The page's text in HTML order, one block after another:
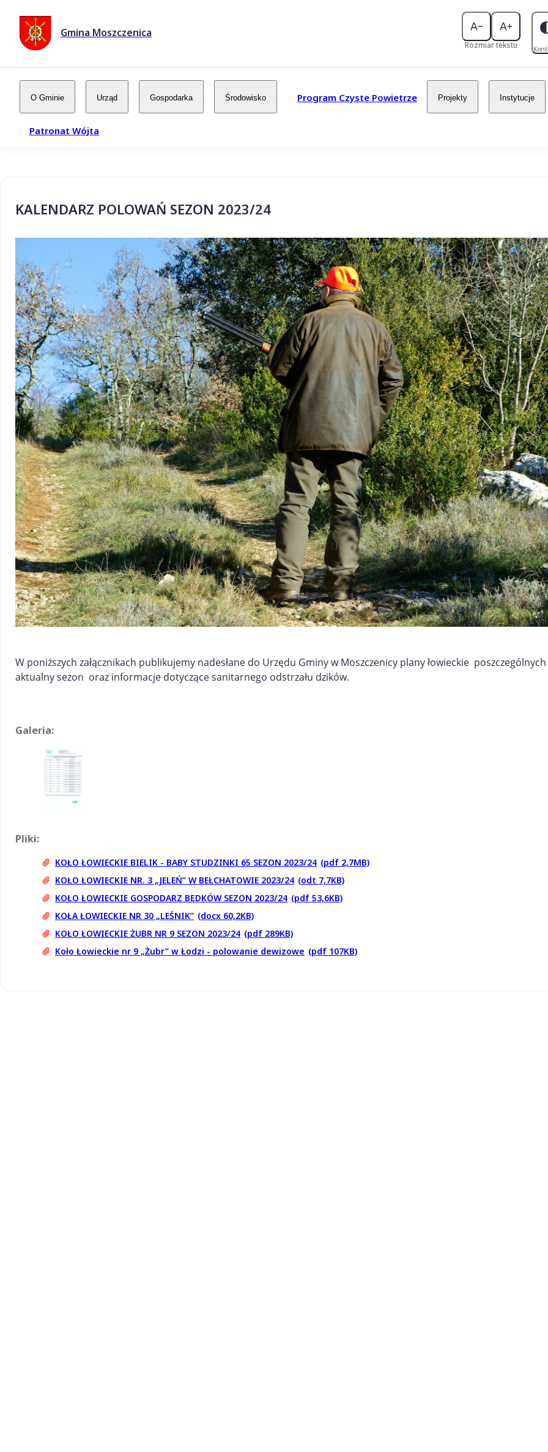
Gmina Moszczenica
Rozmiar tekstu
O Gminie Urząd Gospodarka Środowisko Program Czyste Powietrze Projekty Instytucje
Patronat Wójta
KALENDARZ POLOWAŃ SEZON 2023/24
W poniższych załącznikach publikujemy nadesłane do Urzędu Gminy w Moszczenicy planyłowieckie poszczególnych
aktualny sezon oraz informacje dotyczące sanitarnego odstrzału dzików.
Galeria:
Pliki:
KOŁO ŁOWIECKIE BIELIK - BABY STUDZINKI 65 SEZON 2023/24 (pdf 2,7MB)
KOŁO ŁOWIECKIE NR. 3 „JELEŃ” W BEŁCHATOWIE 2023/24 (odt 7,7KB)
KOŁO ŁOWIECKIE GOSPODARZ BĘDKÓW SEZON 2023/24 (pdf 53,6KB)
KOŁA ŁOWIECKIE NR 30 „LEŚNIK” (docx 60,2KB)
KOŁO ŁOWIECKIE ŻUBR NR 9 SEZON 2023/24 (pdf 289KB)
Koło Łowieckie nr 9 „Żubr” w Łodzi - polowanie dewizowe (pdf 107KB)